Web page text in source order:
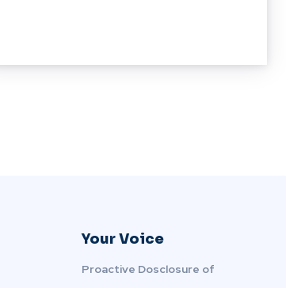
Your Voice
Proactive Dosclosure of